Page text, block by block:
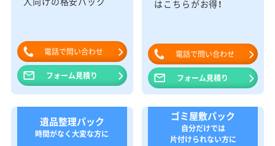
電話で問い合わせ
フォーム見積り
はこちらがお得！
電話で問い合わせ
フォーム見積り
遺品整理パック
時間がなく大変な方に
ゴミ屋敷パック
自分だけでは
片付けられない方に